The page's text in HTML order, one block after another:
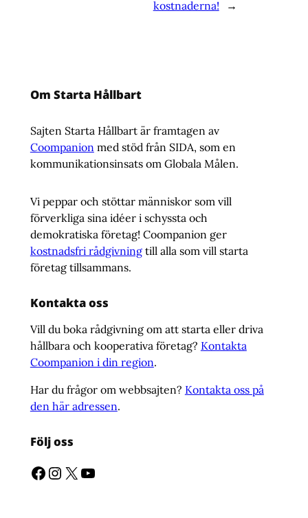
kostnaderna!
→
Om Starta Hållbart
Sajten Starta Hållbart är framtagen av
Coompanion med stöd från SIDA, som en
kommunikationsinsats om Globala Målen.
Vi peppar och stöttar människor som vill
förverkliga sina idéer i schyssta och
demokratiska företag! Coompanion ger
kostnadsfri rådgivningtill alla som vill starta
företag tillsammans.
Kontakta oss
Vill du boka rådgivning om att starta eller driva
hållbara och kooperativa företag? Kontakta
Coompanion i din region.
Har du frågor om webbsajten? Kontakta oss på
den här adressen.
Följ oss
Facebook Instagram X YouTube